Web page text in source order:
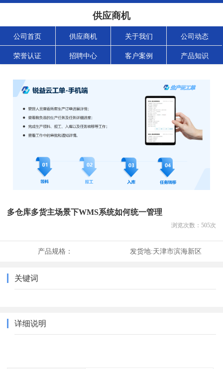
供应商机
公司首页 供应商机 关于我们 公司动态
荣誉认证 招聘中心 客户案例 产品知识
多仓库多货主场景下WMS系统如何统一管理
浏览次数： 505次
产品规格： 发货地:天津市滨海新区
关键词
详细说明